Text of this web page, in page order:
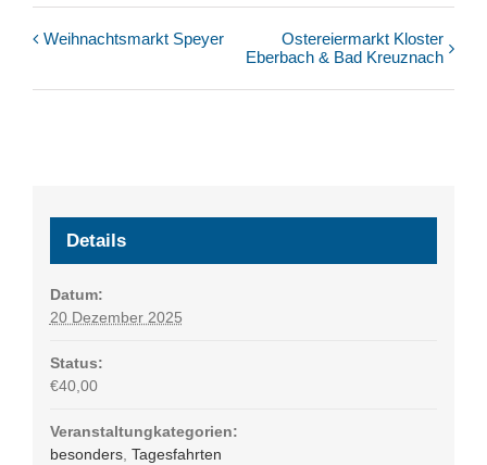
Veranstaltung
Weihnachtsmarkt Speyer
Ostereiermarkt Kloster
Eberbach & Bad Kreuznach
Details
Datum:
20 Dezember 2025
Status:
€40,00
Veranstaltungkategorien:
besonders, Tagesfahrten